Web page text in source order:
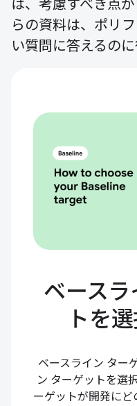
は、考慮すべき点
らの資料は、ポリ
い質問に答えるのに
ベースラ
トを
ベースライン ター
ン ターゲットを選
ーゲットが開発に